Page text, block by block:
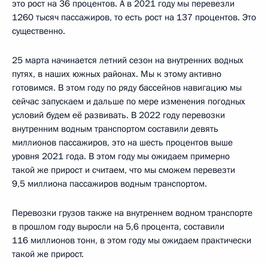
это рост на 36 процентов. А в 2021 году мы перевезли
1260 тысяч пассажиров, то есть рост на 137 процентов. Это
существенно.
25 марта начинается летний сезон на внутренних водных
путях, в наших южных районах. Мы к этому активно
готовимся. В этом году по ряду бассейнов навигацию мы
сейчас запускаем и дальше по мере изменения погодных
условий будем её развивать. В 2022 году перевозки
внутренним водным транспортом составили девять
миллионов пассажиров, это на шесть процентов выше
уровня 2021 года. В этом году мы ожидаем примерно
такой же прирост и считаем, что мы сможем перевезти
9,5 миллиона пассажиров водным транспортом.
Перевозки грузов также на внутреннем водном транспорте
в прошлом году выросли на 5,6 процента, составили
116 миллионов тонн, в этом году мы ожидаем практически
такой же прирост.